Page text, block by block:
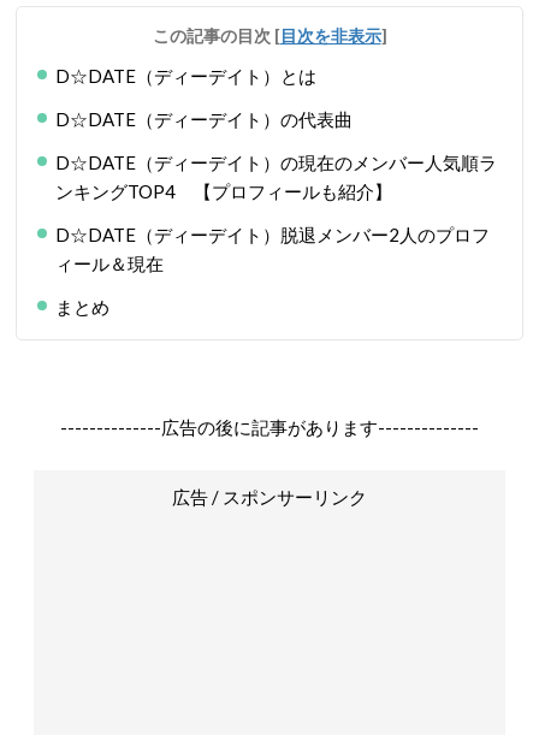
この記事の目次 [目次を非表示]
D☆DATE（ディーデイト）とは
D☆DATE（ディーデイト）の代表曲
D☆DATE（ディーデイト）の現在のメンバー人気順ラ
ンキングTOP4 【プロフィールも紹介】
D☆DATE（ディーデイト）脱退メンバー2人のプロフ
ィール＆現在
まとめ
--------------広告の後に記事があります--------------
広告 / スポンサーリンク